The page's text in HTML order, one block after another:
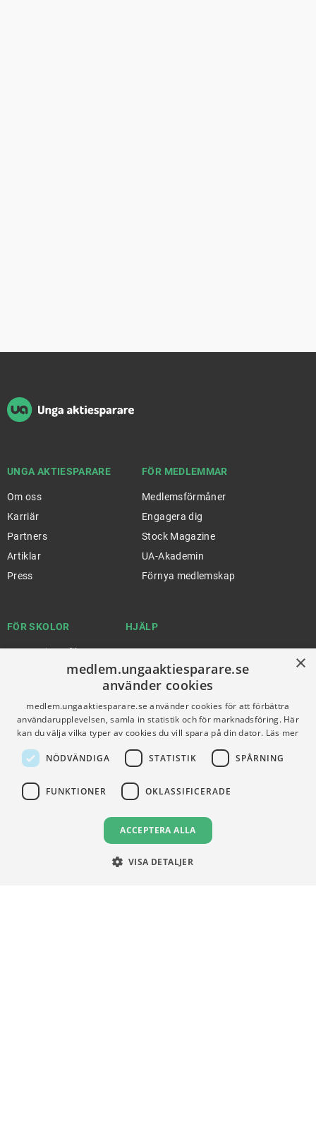
UNGA AKTIESPARARE
Om oss
Karriär
Partners
Artiklar
Press
FÖR MEDLEMMAR
Medlemsförmåner
Engagera dig
Stock Magazine
UA-Akademin
Förnya medlemskap
FÖR SKOLOR
Gymnasieprofilen
Ung Privatekonomi
HJÄLP
Support
VILLKOR
Användningsvillkor
Communityregler
Integritetspolicy
×
medlem.ungaaktiesparare.se
använder cookies
medlem.ungaaktiesparare.se använder cookies för att förbättra
användarupplevelsen, samla in statistik och för marknadsföring. Här
kan du välja vilka typer av cookies du vill spara på din dator. Läs mer
NÖDVÄNDIGA STATISTIK SPÅRNING
FUNKTIONER OKLASSIFICERADE
ACCEPTERA ALLA
VISA DETALJER